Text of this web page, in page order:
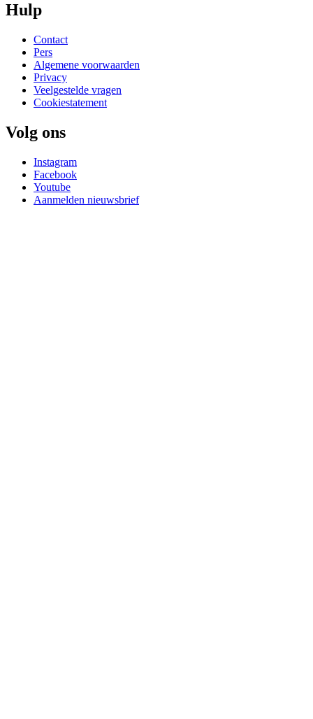
Hulp
Contact
Pers
Algemene voorwaarden
Privacy
Veelgestelde vragen
Cookiestatement
Volg ons
Instagram
Facebook
Youtube
Aanmelden nieuwsbrief